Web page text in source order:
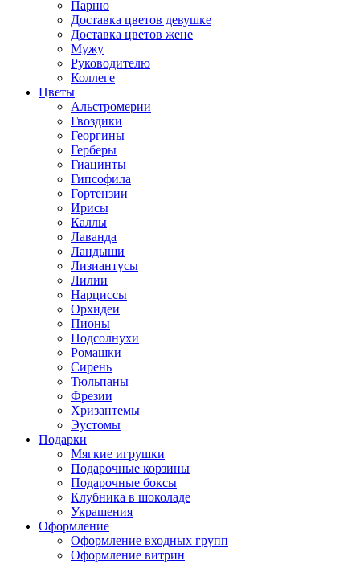
Парню
Доставка цветов девушке
Доставка цветов жене
Мужу
Руководителю
Коллеге
Цветы
Альстромерии
Гвоздики
Георгины
Герберы
Гиацинты
Гипсофила
Гортензии
Ирисы
Каллы
Лаванда
Ландыши
Лизиантусы
Лилии
Нарциссы
Орхидеи
Пионы
Подсолнухи
Ромашки
Сирень
Тюльпаны
Фрезии
Хризантемы
Эустомы
Подарки
Мягкие игрушки
Подарочные корзины
Подарочные боксы
Клубника в шоколаде
Украшения
Оформление
Оформление входных групп
Оформление витрин